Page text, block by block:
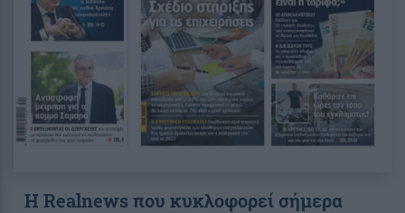
Η Realnews που κυκλοφορεί σήμερα